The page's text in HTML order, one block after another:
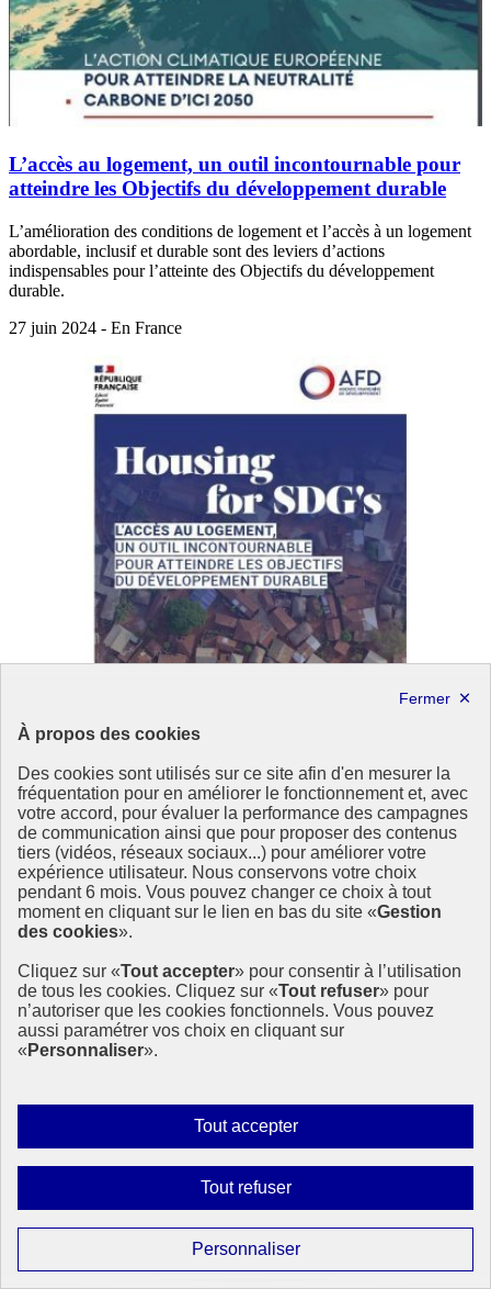
À propos des cookies
Des cookies sont utilisés sur ce site afin d'en mesurer la
fréquentation pour en améliorer le fonctionnement et, avec
votre accord, pour évaluer la performance des campagnes
de communication ainsi que pour proposer des contenus
tiers (vidéos, réseaux sociaux...) pour améliorer votre
expérience utilisateur. Nous conservons votre choix
pendant 6 mois. Vous pouvez changer ce choix à tout
moment en cliquant sur le lien en bas du site «Gestion
des cookies».
Cliquez sur «Tout accepter» pour consentir à l’utilisation
de tous les cookies. Cliquez sur «Tout refuser» pour
n’autoriser que les cookies fonctionnels. Vous pouvez
aussi paramétrer vos choix en cliquant sur
« Personnaliser».
Tout accepterAutoriser
tous
Tout refuserInterdire
tous
PersonnaliserParamétrer
les
L’accès au logement, un outil incontournable pour
atteindre les Objectifs du développement durable
L’amélioration des conditions de logement et l’accès à un logement
abordable, inclusif et durable sont des leviers d’actions
indispensables pour l’atteinte des Objectifs du développement
durable.
27 juin 2024 - En France
Étincelles, une campagne internationale pour
promouvoir le sport au féminin
Cette année, la France est fière d’accueillir les premiers Jeux
occasion, ONU Femmes France souhaite mettre en lumière les
enjeux liés au genre dans le monde du sport afin qu’il soit plus
inclusif et égalitaire.
27 juin 2024 - En France